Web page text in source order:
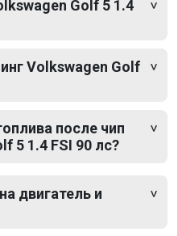
Golf 5 1.4
Volkswagen Golf
после чип
5 1.4 FSI 90 лс?
двигатель и